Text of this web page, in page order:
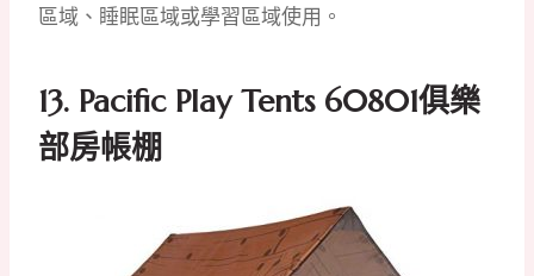
區域、睡眠區域或學習區域使用。
13. Pacific Play Tents 60801俱樂
部房帳棚